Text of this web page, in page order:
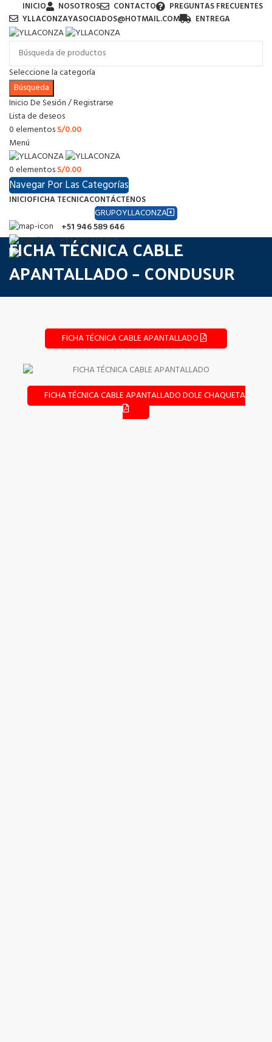
INICIO NOSOTROS CONTACTO
PREGUNTAS FRECUENTES
YLLACONZAYASOCIADOS@HOTMAIL.COM
ENTREGA
Seleccione la categoría
Búsqueda
Inicio De Sesión / Registrarse
Lista de deseos
0elementosS/0.00
Menú
0elementosS/0.00
Navegar Por Las Categorías
INICIOFICHA TECNICACONTÁCTENOS
GRUPOYLLACONZA
+51 946 589 646
+51 922 317 005
01 460 3565
FICHA TÉCNICA CABLE
APANTALLADO – CONDUSUR
FICHA TÉCNICA CABLE APANTALLADO
FICHA TÉCNICA CABLE APANTALLADO DOLE CHAQUETA